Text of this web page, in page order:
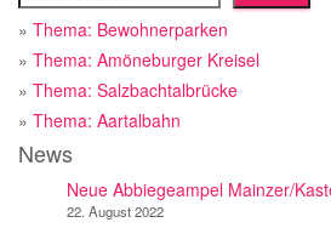
» Thema: Bewohnerparken
» Thema: Amöneburger Kreisel
» Thema: Salzbachtalbrücke
» Thema: Aartalbahn
News
Neue Abbiegeampel Mainzer/
22. August 2022